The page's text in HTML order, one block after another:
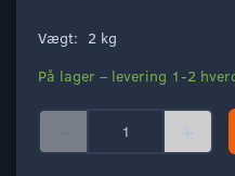
Vægt: 2 kg
På lager – levering 1-2